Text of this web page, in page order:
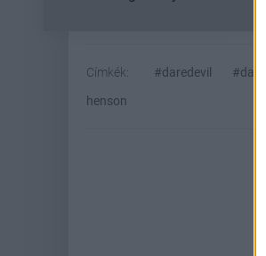
Címkék: #daredevil
henson